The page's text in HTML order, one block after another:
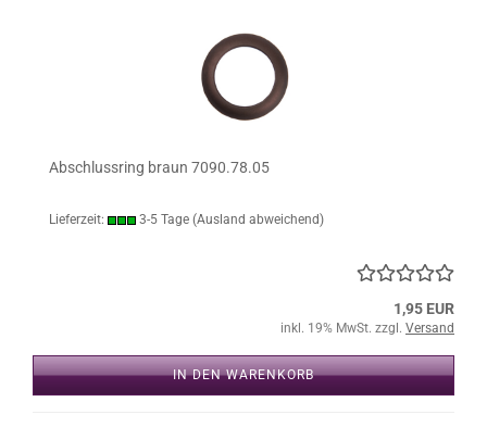
Abschlussring braun 7090.78.05
Lieferzeit: 3-5 Tage (Ausland abweichend)
1,95 EUR
inkl. 19% MwSt. zzgl. Versand
IN DEN WARENKORB